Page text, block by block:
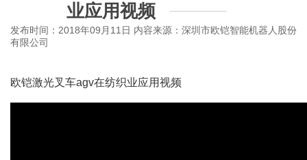
业应用视频
发布时间：2018年09月11日 内容来源：深圳市欧铠智能机器人股份
有限公司
欧铠激光叉车agv在纺织业应用视频